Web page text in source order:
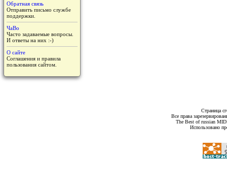
Обратная связь
Отправить письмо службе
поддержки.
ЧаВо
Часто задаваемые вопросы.
И ответы на них :-)
О сайте
Соглашения и правила
пользования сайтом.
Страница
Все права
The Best of russian
Использовано